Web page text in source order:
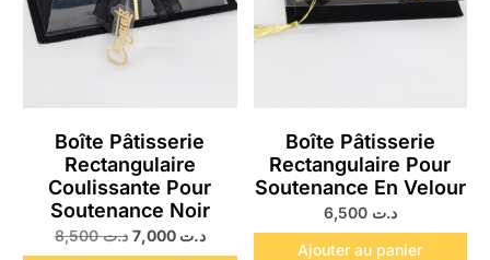
Boîte Pâtisserie
Rectangulaire
Coulissante Pour
Soutenance Noir
د.ت8,500 د.ت 7,000
Boîte Pâtisserie
Rectangulaire Pour
Soutenance En Velour
د.ت 6,500
Ajouter au panier